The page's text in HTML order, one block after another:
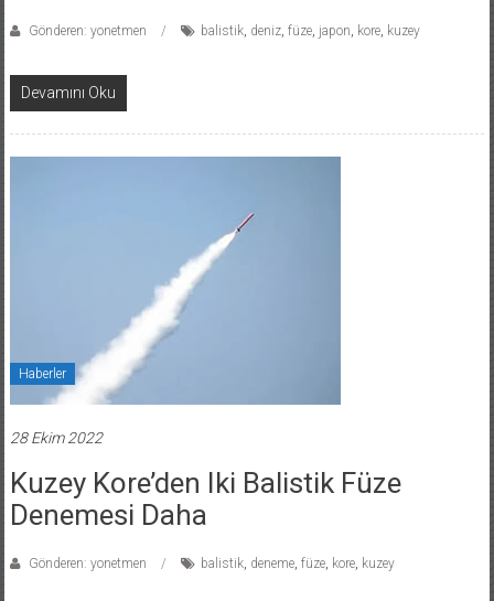
Gönderen: yonetmen balistik, deniz, füze, japon kore, kuzey
Devamını Oku
Haberler
28 Ekim 2022
Kuzey Kore’den Iki Balistik Füze
Denemesi Daha
Gönderen: yonetmen balistik, deneme, füze, kore, kuzey